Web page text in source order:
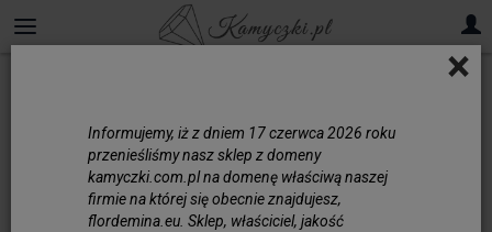
×
Informujemy, iż z dniem 17 czerwca 2026 roku
przenieśliśmy nasz sklep z domeny
kamyczki.com.pl na domenę właściwą naszej
firmie na której się obecnie znajdujesz,
flordemina.eu. Sklep, właściciel, jakość
Szafir - kamień do
tworzenia biżuterii
Szafir to jeden z najbardziej cenionych